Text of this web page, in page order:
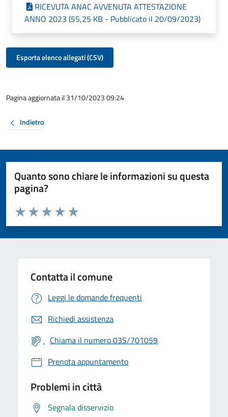
RICEVUTA ANAC AVVENUTA ATTESTAZIONE
ANNO 2023 (55,25 KB - Pubblicato il 20/09/2023)
Esporta elenco allegati (CSV)
Pagina aggiornata il 31/10/2023 09:24
Indietro
Quanto sono chiare le informazioni su questa
pagina?
Valuta da 1 a 5 stelle la pagina
Valuta 5 stelle su 5
Valuta 4 stelle su 5
Valuta 3 stelle su 5
Valuta 2 stelle su 5
Valuta 1 stelle su 5
Contatta il comune
Leggi le domande frequenti
Richiedi assistenza
Chiama il numero 035/701059
Prenota appuntamento
Problemi in città
Segnala disservizio